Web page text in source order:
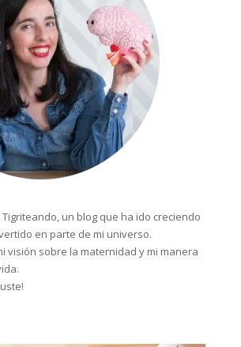
Tigriteando, un blog que ha ido creciendo
en parte de mi universo.
visión sobre la maternidad y mi manera